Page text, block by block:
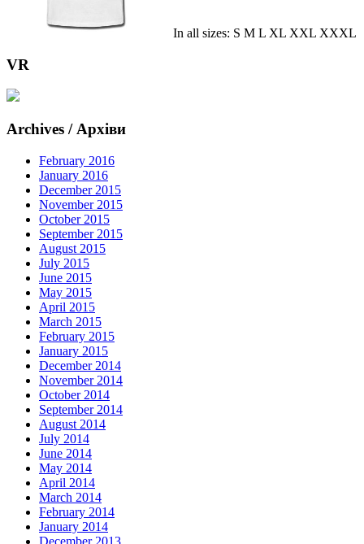
In all sizes: S M L XL XXL XXXL
VR
Archives / Архіви
February 2016
January 2016
December 2015
November 2015
October 2015
September 2015
August 2015
July 2015
June 2015
May 2015
April 2015
March 2015
February 2015
January 2015
December 2014
November 2014
October 2014
September 2014
August 2014
July 2014
June 2014
May 2014
April 2014
March 2014
February 2014
January 2014
December 2013